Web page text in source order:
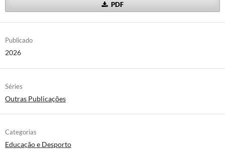
PDF
Publicado
2026
Séries
Outras Publicações
Categorias
Educação e Desporto